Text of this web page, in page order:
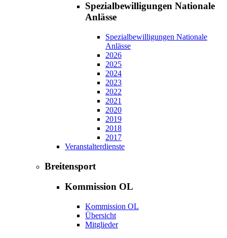
Spezialbewilligungen Nationale
Anlässe
Spezialbewilligungen Nationale
Anlässe
2026
2025
2024
2023
2022
2021
2020
2019
2018
2017
Veranstalterdienste
Breitensport
Kommission OL
Kommission OL
Übersicht
Mitglieder